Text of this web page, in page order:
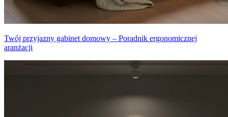
Twój przyjazny gabinet domowy – Poradnik ergonomicznej
aranżacji